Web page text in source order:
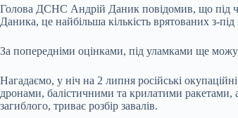
Голова ДСНС Андрій Даник повідомив, що під час
Даника, це найбільша кількість врятованих з-
За попередніми оцінками, під уламками ще
Нагадаємо, у ніч на 2 липня російські
дронами, балістичними та крилатими ракетами,
загиблого, триває розбір завалів.